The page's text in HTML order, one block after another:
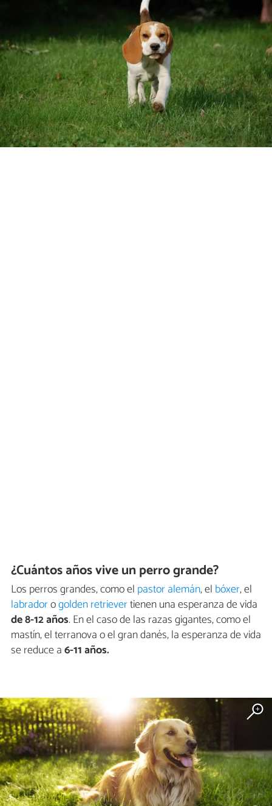
¿Cuántos años vive un perro grande?
Los perros grandes, como el pastor alemán, el bóxer, el
labradorogolden retrievertienen una esperanza de vida
de 8-12 años. En el caso de las razas gigantes, como el
mastín, el terranova o el gran danés, la esperanza de vida
se reduce a6-11 años.